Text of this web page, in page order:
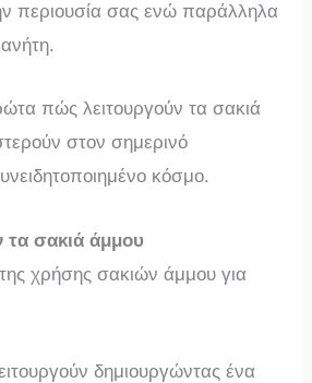
περιουσία σας ενώ παράλληλα
πώς λειτουργούν τα σακιά
στον σημερινό
κόσμο.
τα σακιά άμμου
δημιουργώντας ένα